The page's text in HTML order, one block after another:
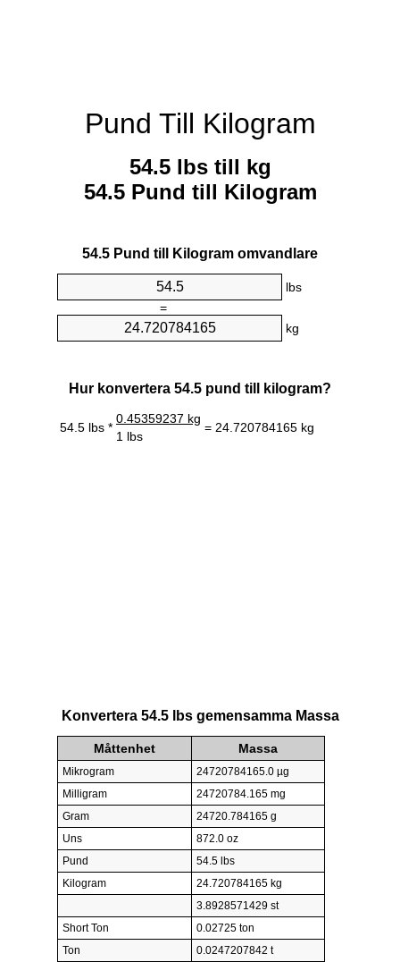
Pund Till Kilogram
54.5 lbs till kg
54.5 Pund till Kilogram
54.5 Pund till Kilogram omvandlare
lbs
=
kg
Hur konvertera 54.5 pund till kilogram?
54.5 lbs *
0.45359237 kg
= 24.720784165 kg
1 lbs
Konvertera 54.5 lbs gemensamma Massa
Måttenhet Massa
Mikrogram
24720784165.0 µg
Milligram
24720784.165 mg
Gram
24720.784165 g
Uns
872.0 oz
Pund
54.5 lbs
Kilogram
24.720784165 kg
3.8928571429 st
Short Ton
0.02725 ton
Ton
0.0247207842 t